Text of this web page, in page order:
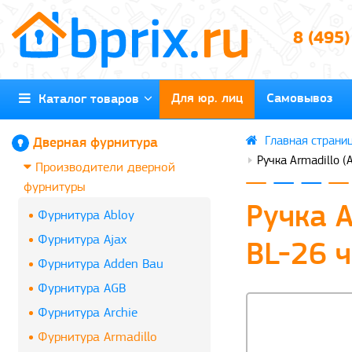
8
Каталог товаров Для юр. лиц Самовывоз
Дверная фурнитура
Производители дверной
фурнитуры
Фурнитура Abloy
Фурнитура Ajax
Фурнитура Adden Bau
Фурнитура AGB
Фурнитура Archie
Фурнитура Armadillo
Ручка Armadillo
Ручка
BL-26